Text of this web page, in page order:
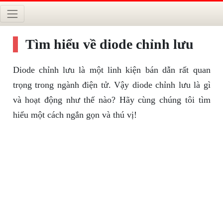
Tìm hiểu về diode chỉnh lưu
Diode chỉnh lưu là một linh kiện bán dẫn rất quan
trọng trong ngành điện tử. Vậy diode chỉnh lưu là gì
và hoạt động như thế nào? Hãy cùng chúng tôi tìm
hiểu một cách ngắn gọn và thú vị!